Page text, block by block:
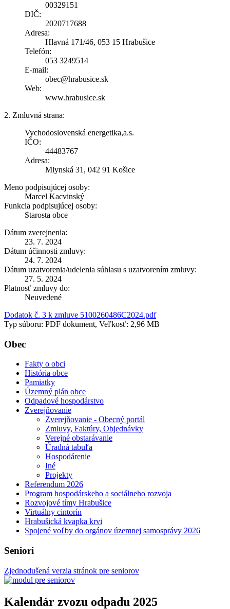
00329151
DIČ:
2020717688
Adresa:
Hlavná 171/46, 053 15 Hrabušice
Telefón:
053 3249514
E-mail:
obec@hrabusice.sk
Web:
www.hrabusice.sk
2. Zmluvná strana:
Vychodoslovenská energetika,a.s.
IČO:
44483767
Adresa:
Mlynská 31, 042 91 Košice
Meno podpisujúcej osoby:
Marcel Kacvinský
Funkcia podpisujúcej osoby:
Starosta obce
Dátum zverejnenia:
23. 7. 2024
Dátum účinnosti zmluvy:
24. 7. 2024
Dátum uzatvorenia/udelenia súhlasu s uzatvorením zmluvy:
27. 5. 2024
Platnosť zmluvy do:
Neuvedené
Dodatok č. 3 k zmluve 5100260486C2024.pdf
Typ súboru: PDF dokument, Veľkosť: 2,96 MB
Obec
Fakty o obci
História obce
Pamiatky
Územný plán obce
Odpadové hospodárstvo
Zverejňovanie
Zverejňovanie - Obecný portál
Zmluvy, Faktúry, Objednávky
Verejné obstarávanie
Úradná tabuľa
Hospodárenie
Iné
Projekty
Referendum 2026
Program hospodárskeho a sociálneho rozvoja
Rozvojové tímy Hrabušice
Virtuálny cintorín
Hrabušická kvapka krvi
Spojené voľby do orgánov územnej samosprávy 2026
Seniori
Zjednodušená verzia stránok pre seniorov
Kalendár zvozu odpadu 2025